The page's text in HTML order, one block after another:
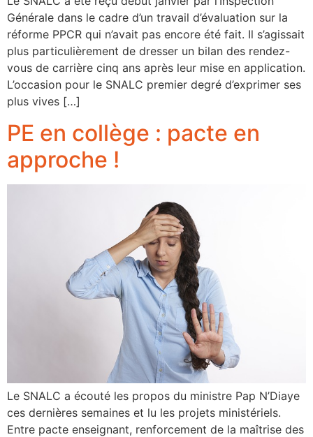
Générale dans le cadre d’un travail d’évaluation sur la
réforme PPCR qui n’avait pas encore été fait. Il s’agissait
plus particulièrement de dresser un bilan des rendez-
vous de carrière cinq ans après leur mise en application.
L’occasion pour le SNALC premier degré d’exprimer ses
plus vives […]
PE en collège : pacte en
approche !
Le SNALC a écouté les propos du ministre Pap N’Diaye
ces dernières semaines et lu les projets ministériels.
Entre pacte enseignant, renforcement de la maîtrise des